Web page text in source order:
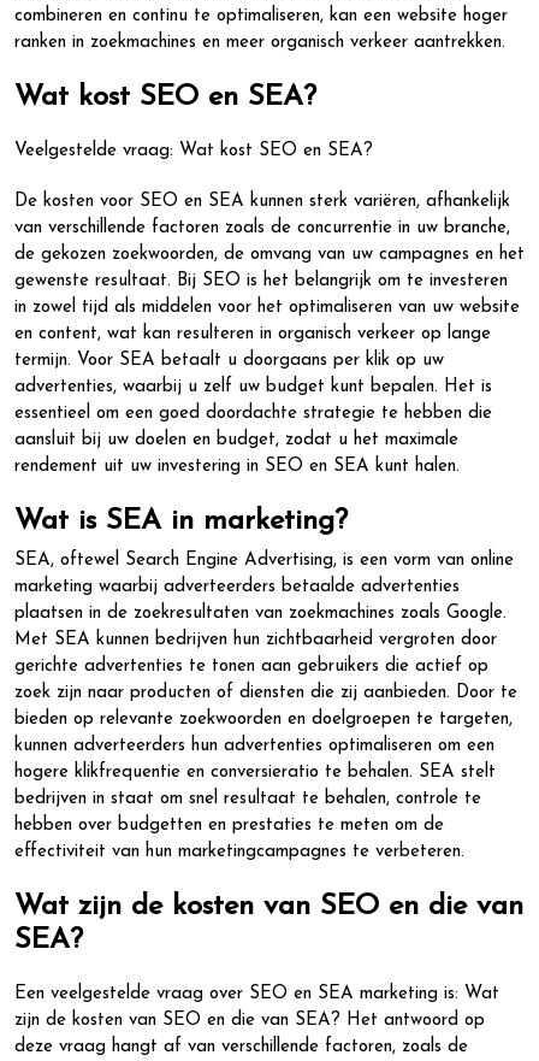
combineren en continu te optimaliseren, kan een website hoger
ranken in zoekmachines en meer organisch verkeer aantrekken.
Wat kost SEO en SEA?
Veelgestelde vraag: Wat kost SEO en SEA?
De kosten voor SEO en SEA kunnen sterk variëren, afhankelijk
van verschillende factoren zoals de concurrentie in uw branche,
de gekozen zoekwoorden, de omvang van uw campagnes en het
gewenste resultaat. Bij SEO is het belangrijk om te investeren
in zowel tijd als middelen voor het optimaliseren van uw website
en content, wat kan resulteren in organisch verkeer op lange
termijn. Voor SEA betaalt u doorgaans per klik op uw
advertenties, waarbij u zelf uw budget kunt bepalen. Het is
essentieel om een goed doordachte strategie te hebben die
aansluit bij uw doelen en budget, zodat u het maximale
rendement uit uw investering in SEO en SEA kunt halen.
Wat is SEA in marketing?
SEA, oftewel Search Engine Advertising, is een vorm van online
marketing waarbij adverteerders betaalde advertenties
plaatsen in de zoekresultaten van zoekmachines zoals Google.
Met SEA kunnen bedrijven hun zichtbaarheid vergroten door
gerichte advertenties te tonen aan gebruikers die actief op
zoek zijn naar producten of diensten die zij aanbieden. Door te
bieden op relevante zoekwoorden en doelgroepen te targeten,
kunnen adverteerders hun advertenties optimaliseren om een
hogere klikfrequentie en conversieratio te behalen. SEA stelt
bedrijven in staat om snel resultaat te behalen, controle te
hebben over budgetten en prestaties te meten om de
effectiviteit van hun marketingcampagnes te verbeteren.
Wat zijn de kosten van SEO en die van
SEA?
Een veelgestelde vraag over SEO en SEA marketing is: Wat
zijn de kosten van SEO en die van SEA? Het antwoord op
deze vraag hangt af van verschillende factoren, zoals de